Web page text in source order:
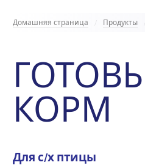
Домашняя страница Продукты
КОРМ
Для с/х птицы